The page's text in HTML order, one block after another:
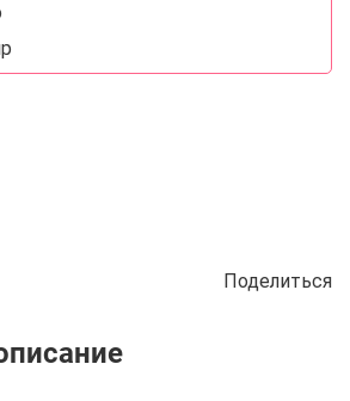
Поделиться
Рецепты